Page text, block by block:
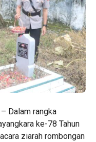
Dalam rangka
ke-78 Tahun
ziarah rombongan